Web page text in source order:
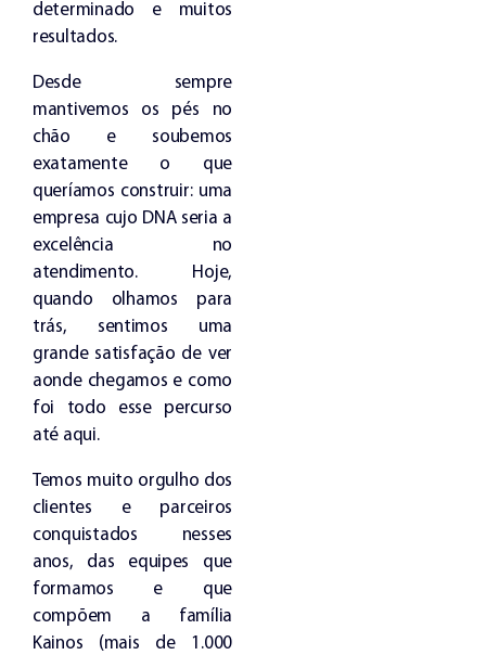
determinado e muitos
resultados.
Desde sempre
mantivemos os pés no
chão e soubemos
exatamente o que
queríamos construir: uma
empresa cujo DNA seria a
excelência no
atendimento. Hoje,
quando olhamos para
trás, sentimos uma
grande satisfação de ver
aonde chegamos e como
foi todo esse percurso
até aqui.
Temos muito orgulho dos
clientes e parceiros
conquistados nesses
anos, das equipes que
formamos e que
compõem a família
Kainos (mais de 1.000